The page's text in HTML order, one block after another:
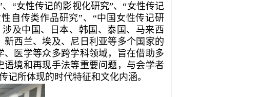
“女性传记的影视化研究”、“女性传记
自传类作品研究”、“中国女性传记研
及中国、日本、韩国、泰国、马来西
西兰、埃及、尼日利亚等多个国家的
医学等众多跨学科领域，旨在借助多
境和再现手法等重要问题，与会学者
所体现的时代特征和文化内涵。